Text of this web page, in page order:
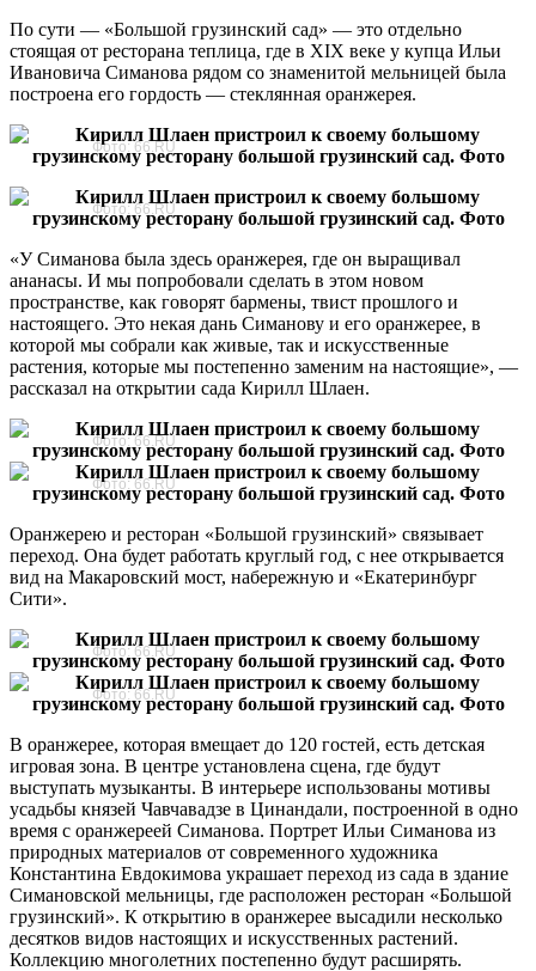
По сути — «Большой грузинский сад» — это отдельно
стоящая от ресторана теплица, где в XIX веке у купца Ильи
Ивановича Симанова рядом со знаменитой мельницей была
построена его гордость — стеклянная оранжерея.
Фото: 66.RU
Фото: 66.RU
«У Симанова была здесь оранжерея, где он выращивал
ананасы. И мы попробовали сделать в этом новом
пространстве, как говорят бармены, твист прошлого и
настоящего. Это некая дань Симанову и его оранжерее, в
которой мы собрали как живые, так и искусственные
растения, которые мы постепенно заменим на настоящие», —
рассказал на открытии сада Кирилл Шлаен.
Фото: 66.RU
Фото: 66.RU
Оранжерею и ресторан «Большой грузинский» связывает
переход. Она будет работать круглый год, с нее открывается
вид на Макаровский мост, набережную и «Екатеринбург
Сити».
Фото: 66.RU
Фото: 66.RU
В оранжерее, которая вмещает до 120 гостей, есть детская
игровая зона. В центре установлена сцена, где будут
выступать музыканты. В интерьере использованы мотивы
усадьбы князей Чавчавадзе в Цинандали, построенной в одно
время с оранжереей Симанова. Портрет Ильи Симанова из
природных материалов от современного художника
Константина Евдокимова украшает переход из сада в здание
Симановской мельницы, где расположен ресторан «Большой
грузинский». К открытию в оранжерее высадили несколько
десятков видов настоящих и искусственных растений.
Коллекцию многолетних постепенно будут расширять.